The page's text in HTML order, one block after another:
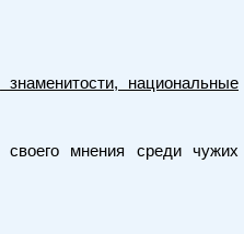
национальные
мнения среди чужих